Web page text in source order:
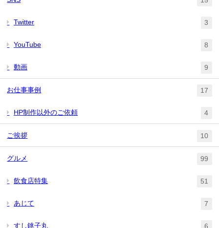
Twitter 3
YouTube 8
動画 9
お仕事事例 17
HP制作以外のご依頼 4
ご挨拶 10
グルメ 99
飲食店特集 51
あじて 7
すし銚子丸 6